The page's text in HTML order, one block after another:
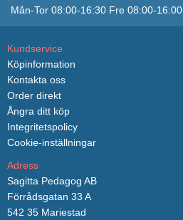
Mån-Tor 08:00-16:30 Fre 08:00-16:00
Kundservice
Köpinformation
Kontakta oss
Order direkt
Ångra ditt köp
Integritetspolicy
Cookie-inställningar
Adress
Sagitta Pedagog AB
Förrådsgatan 33 A
542 35 Mariestad